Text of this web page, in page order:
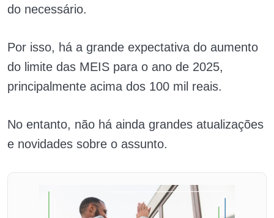
do necessário.
Por isso, há a grande expectativa do aumento
do limite das MEIS para o ano de 2025,
principalmente acima dos 100 mil reais.
No entanto, não há ainda grandes atualizações
e novidades sobre o assunto.